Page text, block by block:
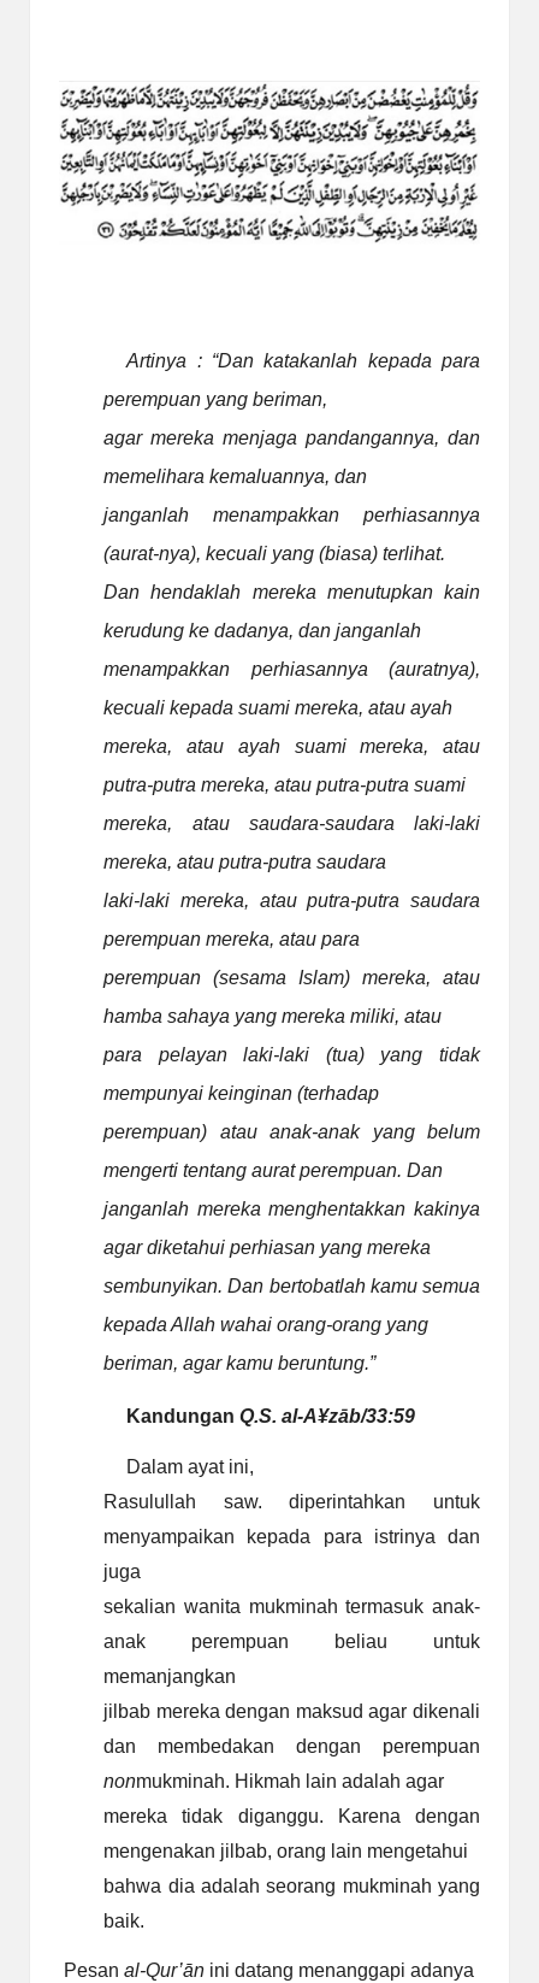
Artinya : “Dan katakanlah kepada para
perempuan yang beriman,
agar mereka menjagapandangannya, dan
memelihara kemaluannya, dan
janganlah menampakkan perhiasannya
(aurat-nya), kecuali yang (biasa) terlihat.
Dan hendaklah mereka menutupkan kain
kerudung ke dadanya, dan janganlah
menampakkan perhiasannya (auratnya),
kecuali kepada suami mereka, atau ayah
mereka, atau ayah suami mereka, atau
putra-putra mereka, atau putra-putra suami
mereka, atau saudara-saudara laki-laki
mereka, atau putra-putra saudara
laki-laki mereka, atau putra-putra saudara
perempuan mereka, atau para
perempuan (sesama Islam) mereka, atau
hamba sahaya yang mereka miliki, atau
para pelayan laki-laki (tua) yang tidak
mempunyai keinginan (terhadap
perempuan) atau anak-anak yang belum
mengerti tentang aurat perempuan. Dan
janganlah mereka menghentakkan kakinya
agar diketahui perhiasan yang mereka
sembunyikan. Dan bertobatlah kamu semua
kepada Allah wahai orang-orang yang
beriman, agar kamu beruntung.”
KandunganQ.S. al-A¥zāb/33:59
Dalam ayat ini,
Rasulullah saw. diperintahkan untuk
menyampaikan kepada para istrinya dan
juga
sekalian wanita mukminah termasuk anak-
anak perempuan beliau untuk
memanjangkan
jilbab mereka dengan maksud agar dikenali
dan membedakan dengan perempuan
nonmukminah. Hikmah lain adalah agar
mereka tidak diganggu. Karena dengan
mengenakan jilbab, orang lain mengetahui
bahwa dia adalah seorang mukminah yang
baik.
Pesan al-Qur’ān ini datang menanggapi adanya